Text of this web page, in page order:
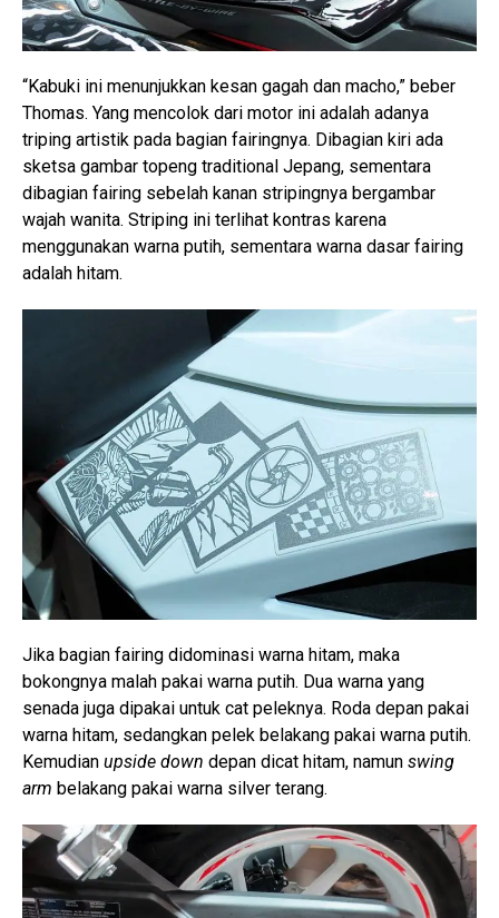
“Kabuki ini menunjukkan kesan gagah dan macho,” beber
Thomas. Yang mencolok dari motor ini adalah adanya
triping artistik pada bagian fairingnya. Dibagian kiri ada
sketsa gambar topeng traditional Jepang, sementara
dibagian fairing sebelah kanan stripingnya bergambar
wajah wanita. Striping ini terlihat kontras karena
menggunakan warna putih, sementara warna dasar fairing
adalah hitam.
Jika bagian fairing didominasi warna hitam, maka
bokongnya malah pakai warna putih. Dua warna yang
senada juga dipakai untuk cat peleknya. Roda depan pakai
warna hitam, sedangkan pelek belakang pakai warna putih.
Kemudian upside down depan dicat hitam, namun swing
arm belakang pakai warna silver terang.